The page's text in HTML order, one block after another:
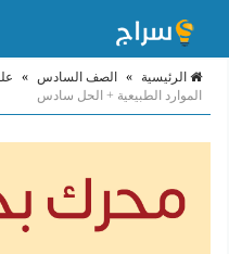
الرئيسية » الصف السادس »
الموارد الطبيعية + الحل سادس